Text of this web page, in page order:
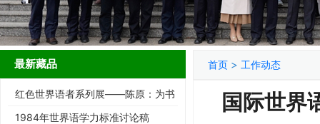
最新藏品
红色世界语者系列展——陈原：为书
而生的跨界智者
1984年世界语学力标准讨论稿
首页 > 工作动态
国际世界